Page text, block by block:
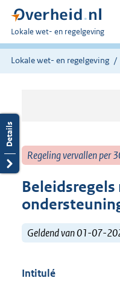
U
bent
hier:
Lokale wet- en regelgeving
Lokale wet- en regelgeving
Regeling vervallen per
Geldend van 01-07-
Intitulé